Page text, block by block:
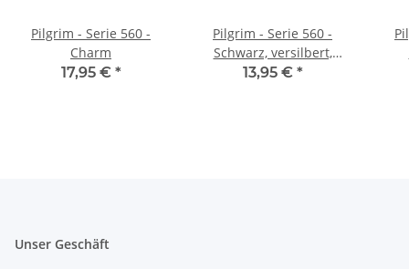
Pilgrim - Serie 560 -
Charm
17,95 € *
Pilgrim - Serie 560 -
Schwarz, versilbert,
Charm
13,95 € *
Unser Geschäft